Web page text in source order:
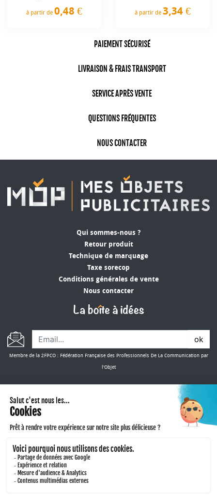
à partir de 0,48 € à partir de 3,34 €
PAIEMENT SÉCURISÉ
LIVRAISON & FRAIS TRANSPORT
SERVICE APRÈS VENTE
QUESTIONS FRÉQUENTES
NOUS CONTACTER
Qui sommes-nous ?
Retour produit
Technique de marquage
Taxe sorecop
Conditions générales de vente
Nous contacter
ok
Membre de la 2FPCO : Fédération Française des Professionnels De La Communication par
l'Objet
Mentions légales